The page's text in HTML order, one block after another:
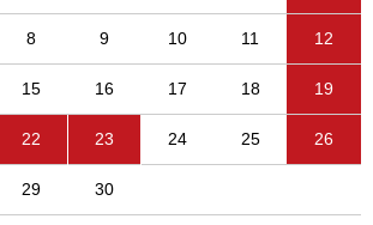
8 9 10 11 12
15 16 17 18 19
22 23 24 25 26
29 30